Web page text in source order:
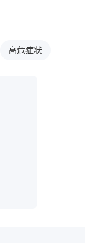
高危症状